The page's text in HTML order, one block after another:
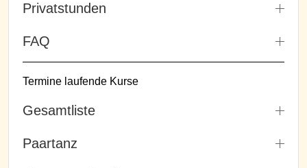
Privatstunden
FAQ
Termine laufende Kurse
Gesamtliste
Paartanz